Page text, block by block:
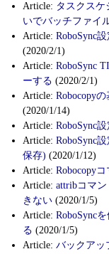
Article: タスクス
いでバッチファイ
Article: RoboSync
(2020/2/1)
Article: RoboSync
ーする (2020/2/1)
Article: Robocopy
(2020/1/14)
Article: RoboSync
Article: RoboSync
保存) (2020/1/12)
Article: Robocopy
Article: attribコマ
きない (2020/1/5)
Article: RoboSync
る (2020/1/5)
Article: バックアッ